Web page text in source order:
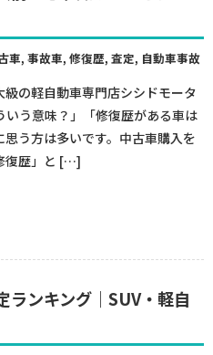
車, 事故車, 修復歴, 査定, 自動車事故
の軽自動車専門店シシドモータ
いう意味？」「修復歴がある車は
う方は多いです。中古車購入を
復歴」と […]
ランキング｜SUV・軽自